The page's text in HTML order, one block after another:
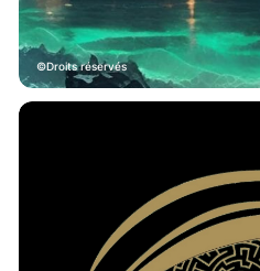
Droits réservés